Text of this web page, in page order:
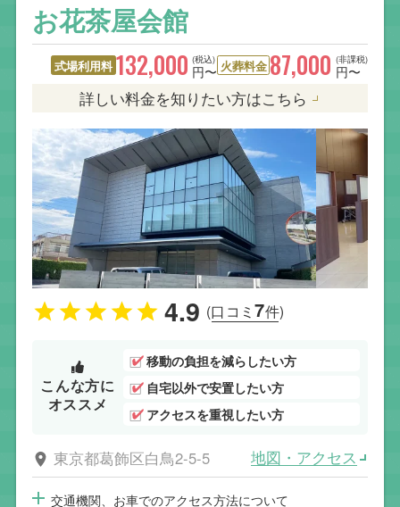
お花茶屋会館
式場利用料 (税込)
132,000 円〜 火葬料金 (非課税)
87,000 円〜
詳しい料金を知りたい方はこちら
4.9 (口コミ7件)
こんな方に
オススメ
移動の負担を減らしたい方
自宅以外で安置したい方
アクセスを重視したい方
東京都葛飾区白鳥2-5-5 地図・アクセス
交通機関、お車でのアクセス方法について